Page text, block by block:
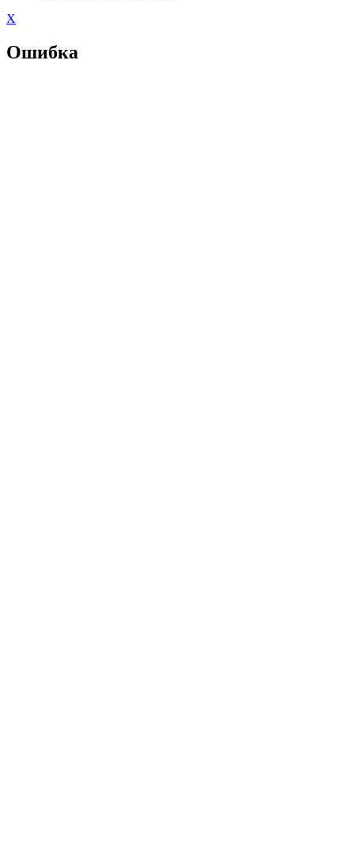
X
Ошибка